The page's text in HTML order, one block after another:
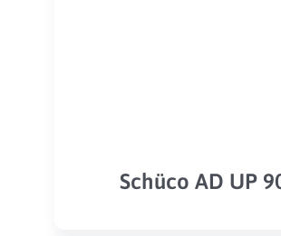
Schüco AD UP